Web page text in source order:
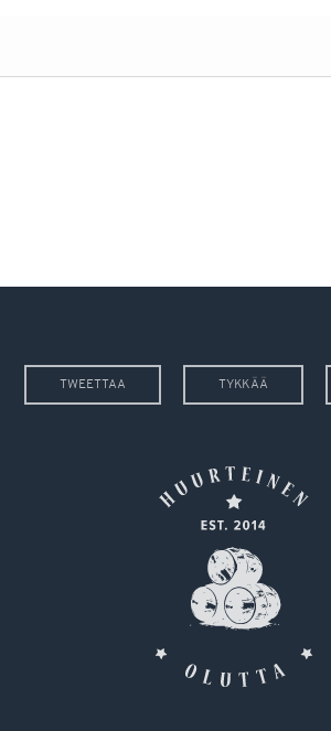
TWEETTAA TYKKÄÄ